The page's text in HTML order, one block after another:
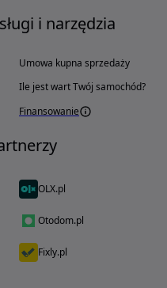
i narzędzia
Umowa kupna sprzedaży
Ile jest wart Twój samochód?
Finansowanie
OLX.pl
Otodom.pl
Fixly.pl